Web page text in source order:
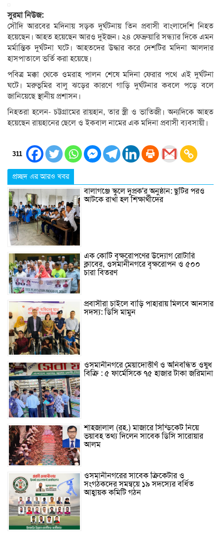
সুরমা নিউজ:
সৌদি আরবের মদিনায় সড়ক দুর্ঘটনায় তিন প্রবাসী বাংলাদেশি নিহত
হয়েছেন। আহত হয়েছেন আরও দুইজন। ২৪ ফেব্রুয়ারি সন্ধ্যার দিকে এমন
মর্মান্তিক দুর্ঘটনা ঘটে। আহতদের উদ্ধার করে দেশটির মদিনা আলদার
হাসপাতালে ভর্তি করা হয়েছে।
পবিত্র মক্কা থেকে ওমরাহ পালন শেষে মদিনা ফেরার পথে এই দুর্ঘটনা
ঘটে। মরুভূমির বালু ঝড়ের কারণে গাড়ি দুর্ঘটনার কবলে পড়ে বলে
জানিয়েছে স্থানীয় প্রশাসন।
নিহতরা হলেন- চট্টগ্রামের রায়হান, তার স্ত্রী ও ভাতিজী। অন্যদিকে আহত
হয়েছেন রায়হানের ছেলে ও ইকবাল নামের এক মদিনা প্রবাসী ব্যবসায়ী।
311
প্রচ্ছদ এর আরও খবর
বালাগঞ্জে স্কুলে দুপ্রক’র অনুষ্ঠান: ছুটির পরও
আটকে রাখা হল শিক্ষার্থীদের
এক কোটি বৃক্ষরোপণের উদ্যোগ রোটারি
ক্লাবের, ওসমানীনগরে বৃক্ষরোপন ও ৫০০
চারা বিতরণ
প্রবাসীরা চাইলে বাড়ি পাহারায় মিলবে আনসার
সদস্য: ডিসি মামুন
ওসমানীনগরে মেয়াদোত্তীর্ণ ও অনিবন্ধিত ওষুধ
বিক্রি : ৫ ফার্মেসিকে ৭৫ হাজার টাকা জরিমানা
শাহজালাল (রহ.) মাজারে সিন্ডিকেট নিয়ে
ভয়াবহ তথ্য দিলেন সাবেক ডিসি সারোয়ার
আলম
ওসমানীনগরের সাবেক ক্রিকেটার ও
সংগঠকদের সমন্বয়ে ১৯ সদস্যের বর্ধিত
আহ্বায়ক কমিটি গঠন